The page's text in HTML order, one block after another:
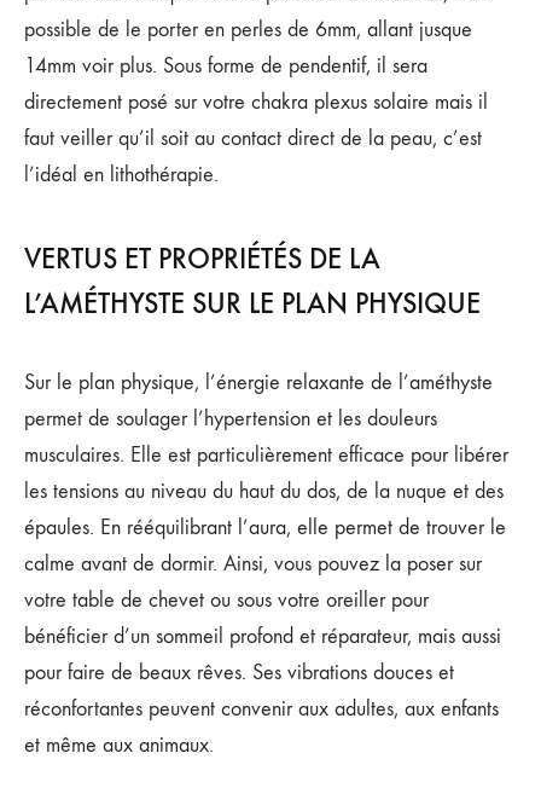
possible de le porter en perles de 6mm, allant jusque
14mm voir plus. Sous forme de pendentif, il sera
directement posé sur votre chakra plexus solaire mais il
faut veiller qu’il soit au contact direct de la peau, c’est
l’idéal en lithothérapie.
VERTUS ET PROPRIÉTÉS DE LA
L’AMÉTHYSTE SUR LE PLAN PHYSIQUE
Sur le plan physique, l’énergie relaxante de l’améthyste
permet de soulager l’hypertension et les douleurs
musculaires. Elle est particulièrement efficace pour libérer
les tensions au niveau du haut du dos, de la nuque et des
épaules. En rééquilibrant l’aura, elle permet de trouver le
calme avant de dormir. Ainsi, vous pouvez la poser sur
votre table de chevet ou sous votre oreiller pour
bénéficier d’un sommeil profond et réparateur, mais aussi
pour faire de beaux rêves. Ses vibrations douces et
réconfortantes peuvent convenir aux adultes, aux enfants
et même aux animaux.